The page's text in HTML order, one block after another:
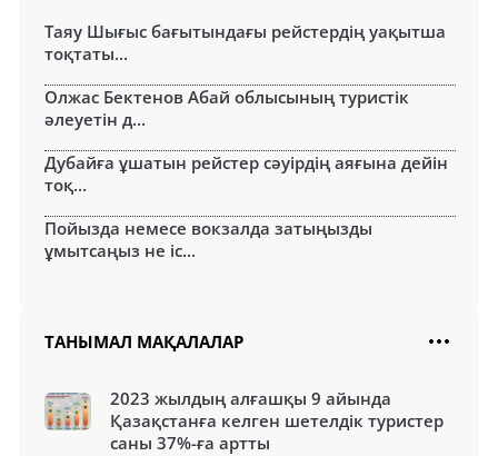
Таяу Шығыс бағытындағы рейстердің уақытша
тоқтаты...
Олжас Бектенов Абай облысының туристік
әлеуетін д...
Дубайға ұшатын рейстер сәуірдің аяғына дейін
тоқ...
Пойызда немесе вокзалда затыңызды
ұмытсаңыз не іс...
ТАНЫМАЛ МАҚАЛАЛАР
2023 жылдың алғашқы 9 айында
Қазақстанға келген шетелдік туристер
саны 37%-ға артты